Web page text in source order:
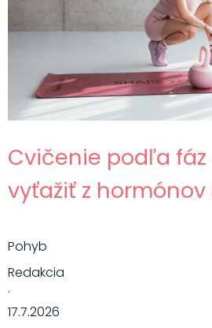
Cvičenie podľa fáz
vyťažiť z
Pohyb
Redakcia
·
17.7.2026